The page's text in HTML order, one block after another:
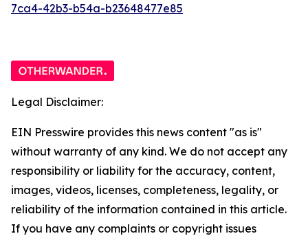
7ca4-42b3-b54a-b23648477e85
Legal Disclaimer:
EIN Presswire provides this news content "as is"
without warranty of any kind. We do not accept any
responsibility or liability for the accuracy, content,
images, videos, licenses, completeness, legality, or
reliability of the information contained in this article.
If you have any complaints or copyright issues